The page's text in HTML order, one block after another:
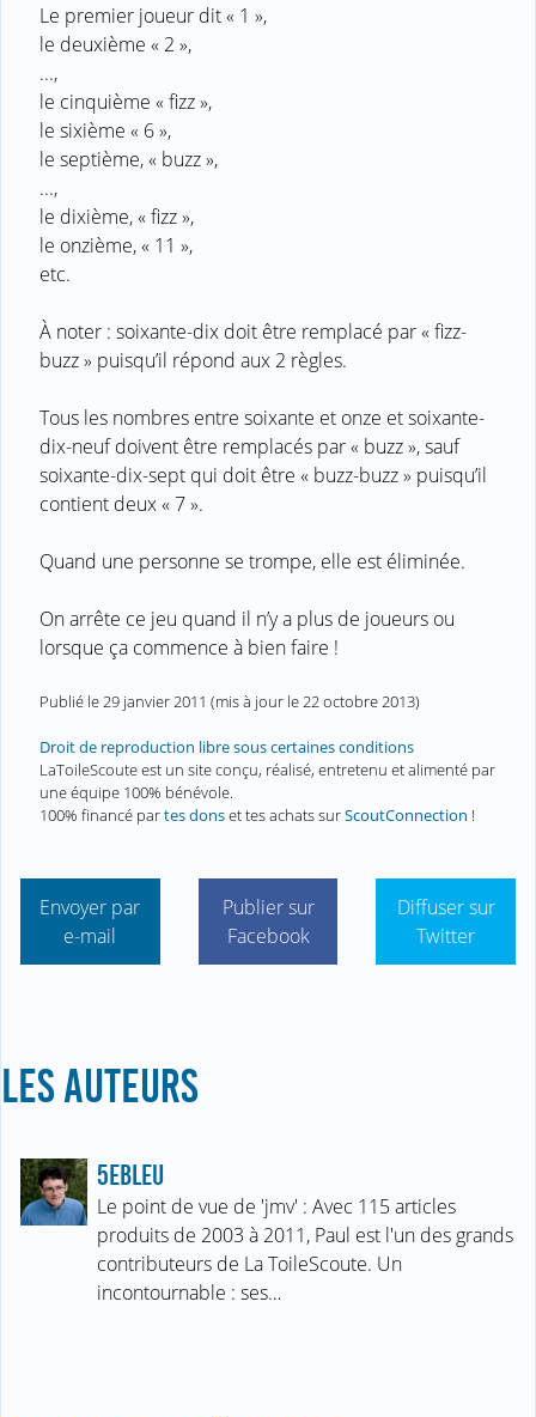
Le premier joueur dit « 1 »,
le deuxième « 2 »,
...,
le cinquième « fizz »,
le sixième « 6 »,
le septième, « buzz »,
...,
le dixième, « fizz »,
le onzième, « 11 »,
etc.
À noter : soixante-dix doit être remplacé par « fizz-
buzz » puisqu’il répond aux 2 règles.
Tous les nombres entre soixante et onze et soixante-
dix-neuf doivent être remplacés par « buzz », sauf
soixante-dix-sept qui doit être « buzz-buzz » puisqu’il
contient deux « 7 ».
Quand une personne se trompe, elle est éliminée.
On arrête ce jeu quand il n’y a plus de joueurs ou
lorsque ça commence à bien faire !
Publié le29 janvier 2011 (mis à jour le22 octobre 2013)
Droit de reproduction libre sous certaines conditions
LaToileScoute est un site conçu, réalisé, entretenu et alimenté par
une équipe 100% bénévole.
100% financé partes donset tes achats surScoutConnection !
Envoyer par
e-mail
Publier sur
Facebook
Diffuser sur
Twitter
LES AUTEURS
5EBLEU
Le point de vue de 'jmv' : Avec 115 articles
produits de 2003 à 2011, Paul est l'un des grands
contributeurs de La ToileScoute. Un
incontournable : ses…